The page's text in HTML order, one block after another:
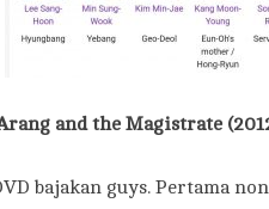
and the Magistrate
bajakan guys. Pertama